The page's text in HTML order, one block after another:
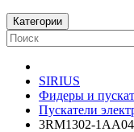
Категории
SIRIUS
Фидеры и
Пускатели
3RM1302-1AA04